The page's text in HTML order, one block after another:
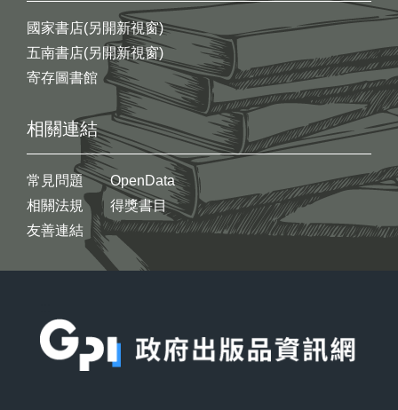
國家書店(另開新視窗)
五南書店(另開新視窗)
寄存圖書館
相關連結
常見問題
相關法規
友善連結
OpenData
得獎書目